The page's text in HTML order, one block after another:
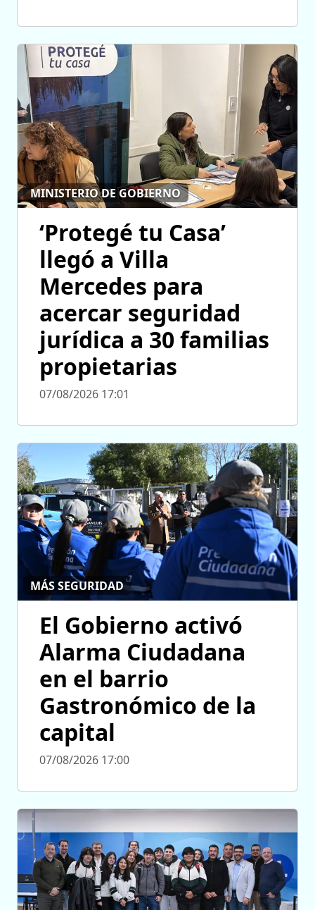
MINISTERIO DE GOBIERNO
‘Protegé tu Casa’
llegó a Villa
Mercedes para
acercar seguridad
jurídica a 30 familias
propietarias
07/08/2026 17:01
MÁS SEGURIDAD
El Gobierno activó
Alarma Ciudadana
en el barrio
Gastronómico de la
capital
07/08/2026 17:00